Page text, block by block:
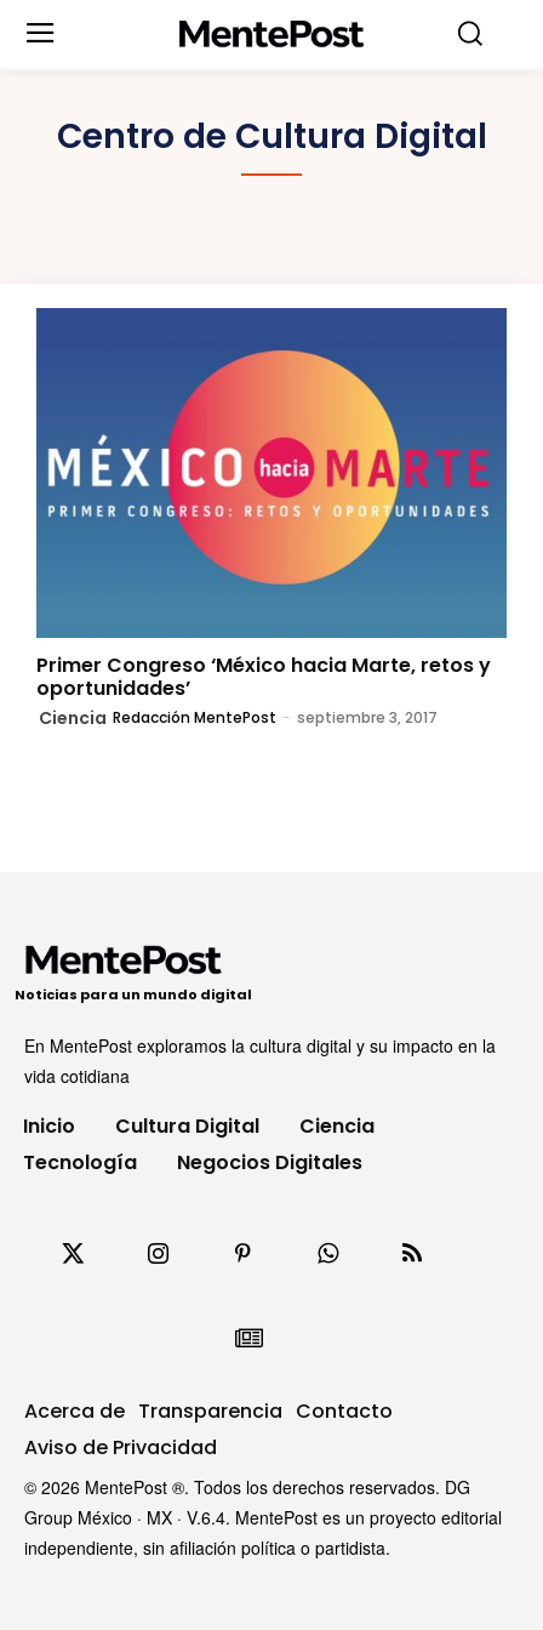
Centro de Cultura Digital
Primer Congreso ‘México hacia Marte, retos y
oportunidades’
Ciencia Redacción MentePost - septiembre 3, 2017
Noticias para un mundo digital
En MentePost exploramos la cultura digital y su impacto en la
vida cotidiana
Inicio Cultura Digital
Ciencia
Tecnología
Negocios Digitales
Acerca de Transparencia Contacto
Aviso de Privacidad
© 2026 MentePost ®. Todos los derechos reservados. DG
Group México · MX · V.6.4. MentePost es un proyecto editorial
independiente, sin afiliación política o partidista.